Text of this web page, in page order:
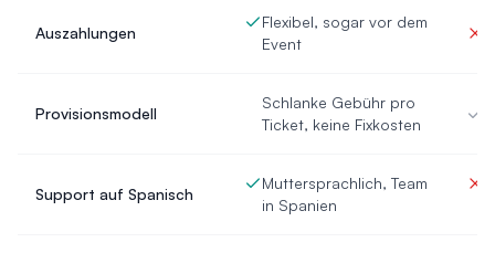
Auszahlungen
Flexibel, sogar vor dem
Event
Provisionsmodell
Schlanke Gebühr pro
Ticket, keine Fixkosten
Support auf Spanisch
Muttersprachlich, Team
in Spanien